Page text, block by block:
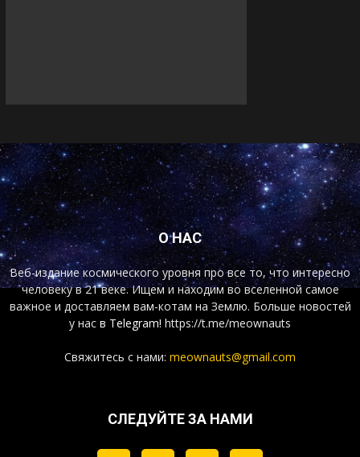
О НАС
Веб-издание космического уровня про все то, что интересно
человеку в 21 веке. Ищем и находим во вселенной самое
важное и доставляем вам-котам на Землю. Больше новостей
у нас в Telegram! https://t.me/meownauts
Свяжитесь с нами: meownauts@gmail.com
СЛЕДУЙТЕ ЗА НАМИ